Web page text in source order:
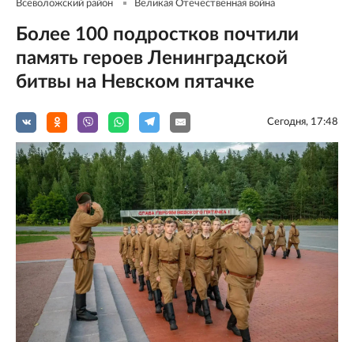
Всеволожский район Великая Отечественная война
Более 100 подростков почтили
память героев Ленинградской
битвы на Невском пятачке
Сегодня, 17:48